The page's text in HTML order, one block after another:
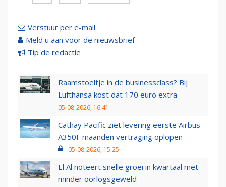
Verstuur per e-mail
Meld u aan voor de nieuwsbrief
Tip de redactie
Raamstoeltje in de businessclass? Bij
Lufthansa kost dat 170 euro extra
05-08-2026, 16:41
Cathay Pacific ziet levering eerste Airbus
A350F maanden vertraging oplopen
05-08-2026, 15:25
El Al noteert snelle groei in kwartaal met
minder oorlogsgeweld